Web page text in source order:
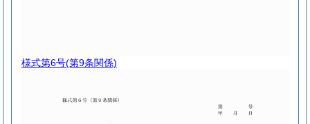
様式第6号(第9条関係)